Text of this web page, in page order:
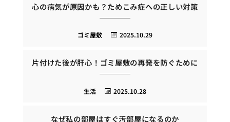
心の病気が原因かも？ためこみ症への正しい対策
2025.10.29
ゴミ屋敷
片付けた後が肝心！ゴミ屋敷の再発を防ぐために
2025.10.28
生活
なぜ私の部屋はすぐ汚部屋になるのか